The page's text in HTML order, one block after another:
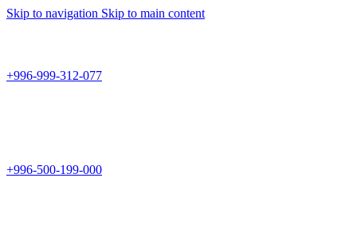
Skip to navigation Skip to main content
+996-999-312-077
+996-500-199-000